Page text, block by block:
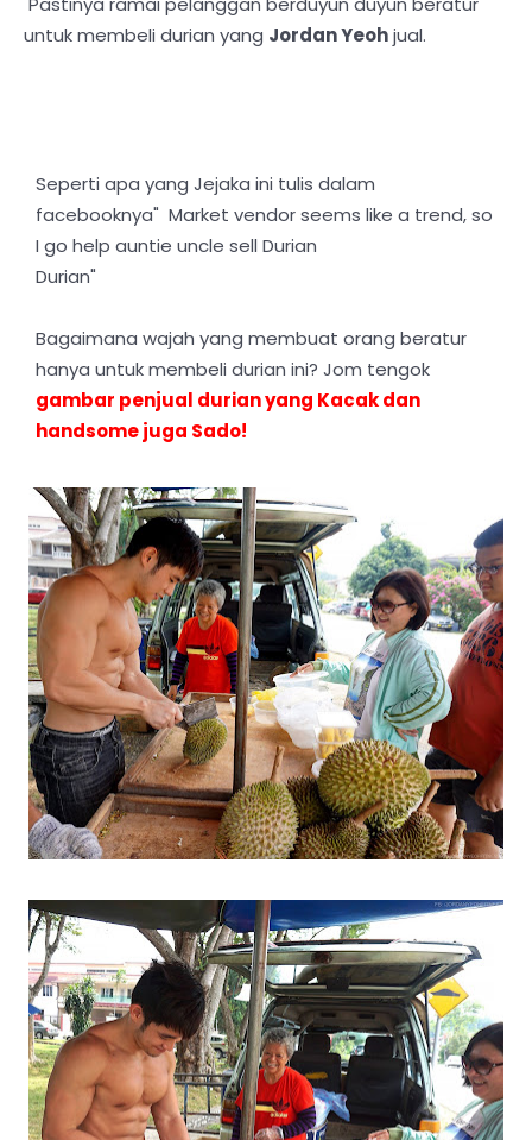
untuk membeli durian yang Jordan Yeohjual.
Seperti apa yang Jejaka ini tulis dalam
facebooknya" Market vendor seems like a trend, so
I go help auntie uncle sell Durian
Durian"
Bagaimana wajah yang membuat orang beratur
hanya untuk membeli durian ini? Jom tengok
gambar penjual durian yang Kacak dan
handsome juga Sado!